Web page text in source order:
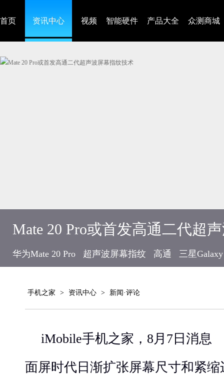
首页 资讯中心 视频 智能硬件 产品大全 众测商城
Mate 20 Pro或首发高通二代超
华为Mate 20 Pro 超声波屏幕指纹 高通 三星
手机之家 > 资讯中心 > 新闻·评论
iMobile手机之家，8月7日消
面屏时代日渐扩张屏幕尺寸和紧